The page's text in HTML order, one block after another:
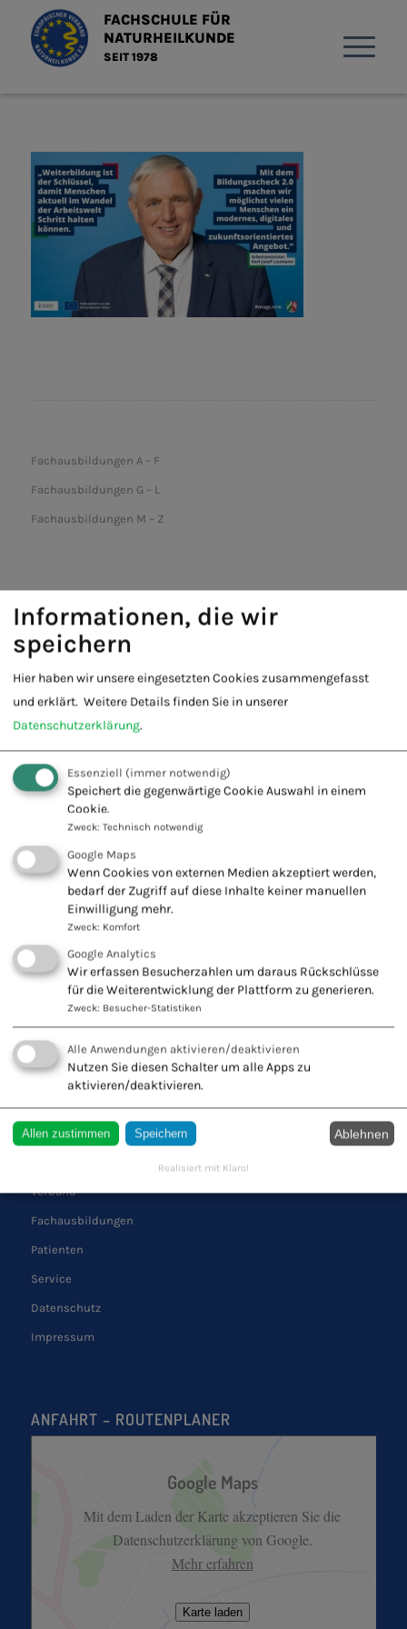
FACHSCHULE FÜR
NATURHEILKUNDE
SEIT 1978
Fachausbildungen A – F
Fachausbildungen G – L
Fachausbildungen M – Z
Fachschule für Naturheilkunde -
Europäischer Verband Naturheilkunde
e.V.
Innovation + Tradition = Zukunft
KONTAKT ZU UNS
Europäischer Verband
Naturheilkunde e.V.
Wiesbadener Str. 67
47138 Duisburg
Tel.: 0203 544250
Fax: 0203 553328
QUICK LINKS
Verband
Fachausbildungen
Patienten
Service
Datenschutz
Impressum
ANFAHRT – ROUTENPLANER
Google Maps
Mit dem Laden der Karte akzeptieren Sie die
Datenschutzerklärung von Google.
Mehr erfahren
Karte laden
Informationen, die wir
speichern
Hier haben wir unsere eingesetzten Cookies zusammengefasst
und erklärt. Weitere Details finden Sie in unserer
Datenschutzerklärung.
Essenziell (immer notwendig)
Speichert die gegenwärtige Cookie Auswahl in einem
Cookie.
Zweck: Technisch notwendig
Google Maps
Wenn Cookies von externen Medien akzeptiert werden,
bedarf der Zugriff auf diese Inhalte keiner manuellen
Einwilligung mehr.
Zweck: Komfort
Google Analytics
Wir erfassen Besucherzahlen um daraus Rückschlüsse
für die Weiterentwicklung der Plattform zu generieren.
Zweck: Besucher-Statistiken
Alle Anwendungen aktivieren/deaktivieren
Nutzen Sie diesen Schalter um alle Apps zu
aktivieren/deaktivieren.
Allen zustimmen Speichern Ablehnen
Realisiert mit Klaro!